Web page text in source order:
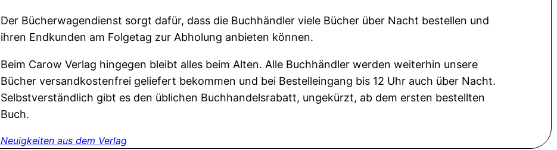
Der Bücherwagendienst sorgt dafür, dass die Buchhändler viele Bücher über Nacht bestellen und
ihren Endkunden am Folgetag zur Abholung anbieten können.
Beim Carow Verlag hingegen bleibt alles beim Alten. Alle Buchhändler werden weiterhin unsere
Bücher versandkostenfrei geliefert bekommen und bei Bestelleingang bis 12 Uhr auch über Nacht.
Selbstverständlich gibt es den üblichen Buchhandelsrabatt, ungekürzt, ab dem ersten bestellten
Buch.
Neuigkeiten aus dem Verlag